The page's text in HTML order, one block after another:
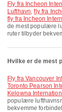
fly fra Incheon International Airport til Taipei Taoyuan Internationale
Lufthavn,fly fra
fly fra Incheon
de mest populære
ruter tilbyder
Hvilke er de mest
fly fra Vancouver
Toronto Pearson
Kelowna
populære
bekvemme